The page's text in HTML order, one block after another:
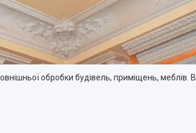
обробки будівель, приміщень,